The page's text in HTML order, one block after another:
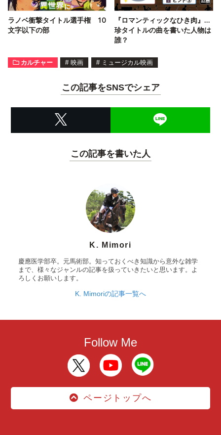
ラノベ衝撃タイトル選手権 10
文字以下の部
『ロマンティックなひき肉』…
珍タイトルの曲を書いた人物は
誰？
カルチャー # 映画 # ミュージカル映画
この記事をSNSでシェア
この記事を書いた人
K. Mimori
慶應医学部卒。元馬術部。知っておくべき知識から意外な雑学
まで、様々なジャンルの記事を扱っていきたいと思います。よ
ろしくお願いします。
K. Mimoriの記事一覧へ
Follow Me
ページトップへ